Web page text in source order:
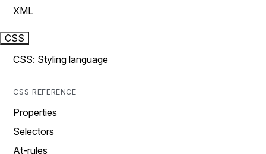
XML
CSS
CSS: Styling language
CSS REFERENCE
Properties
Selectors
At-rules